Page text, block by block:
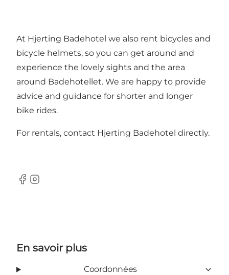
At Hjerting Badehotel we also rent bicycles and
bicycle helmets, so you can get around and
experience the lovely sights and the area
around Badehotellet. We are happy to provide
advice and guidance for shorter and longer
bike rides.
For rentals, contact Hjerting Badehotel directly.
Facebook
Instagram
En savoir plus
Coordonnées